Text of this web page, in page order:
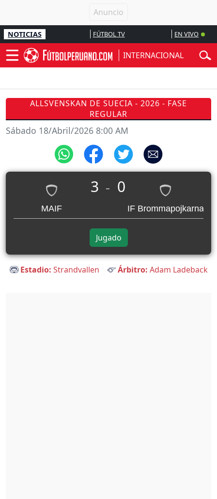
NOTICIAS FÚTBOL TV EN VIVO
INTERNACIONAL
ALLSVENSKAN DE SUECIA - 2026 - FASE
REGULAR
Sábado 18/Abril/2026 8:00 AM
MAIF
3 _ 0
IF Brommapojkarna
Jugado
Estadio: Strandvallen Árbitro: Adam Ladeback